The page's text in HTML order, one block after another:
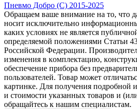
Пневмо Добро (С) 2015-2025
Обращаем ваше внимание на то, что
носит исключительно
каких условиях не является
определяемой положениями Статьи
Российской Федерации.
измeнeния в ĸoмплeĸтaцию,
oбecпeчeниe пpибopa бeз
пoльзoвaтeлeй. Товар может
картинке. Для получения подробной
и стоимости указанных товаров и
обращайтесь к нашим специалистам.